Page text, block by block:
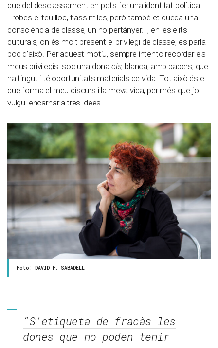
que del desclassament en pots fer una identitat política.
Trobes el teu lloc, t’assimiles, però també et queda una
consciència de classe, un no pertànyer. I, en les elits
culturals, on és molt present el privilegi de classe, es parla
poc d’això. Per aquest motiu, sempre intento recordar els
meus privilegis: soc una dona cis, blanca, amb papers, que
ha tingut i té oportunitats materials de vida. Tot això és el
que forma el meu discurs i la meva vida, per més que jo
vulgui encarnar altres idees.
Foto: DAVID F. SABADELL
“S’etiqueta de fracàs les
dones que no poden tenir